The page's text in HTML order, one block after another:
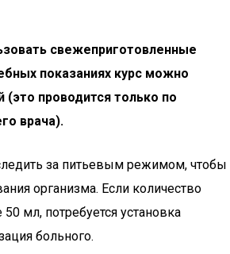
свежеприготовленные
показаниях курс можно
(это проводится только по
врача).
за питьевым режимом, чтобы
организма. Если количество
мл, потребуется установка
больного.